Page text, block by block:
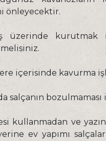
önleyecektir.
üzerinde kurutmak
içerisinde kavurma
salçanın
kullanmadan ve
ev yapımı